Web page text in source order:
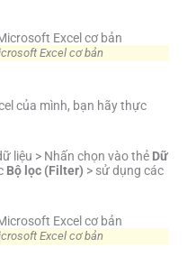
Excel cơ bản
của mình, bạn hãy thực
liệu > Nhấn chọn vào thẻ Dữ
Bộ lọc (Filter) > sử dụng các
Excel cơ bản